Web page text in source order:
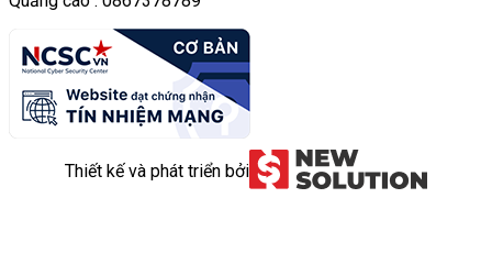
Thiết kế và phát triển bởi